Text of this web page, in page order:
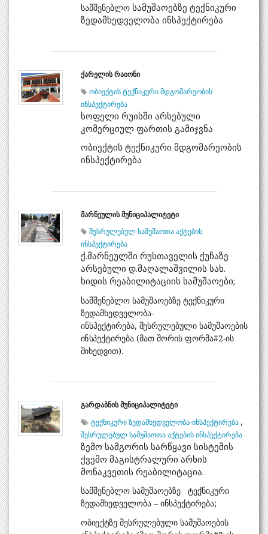
სამშენებლო სამუშაოებზე ტექნიკური
ზედამხედველობა ინსპექტირება
ქარელის რაიონი
ობიექტის ტექნიკური მდგომარეობის
ინსპექტირება
სოფელი რუისში არსებული
კომერციულ ფართის გამიჯვნა
ობიექტის ტექნიკური მდგომარეობის
ინსპექტირება
მარნეულის მუნიციპალიტეტი
შესრულებულ სამუშაოთა აქტების
ინსპექტირება
ქ.მარნეულში რუსთაველის ქუჩაზე
არსებული დ.მაღალაშვილის სახ.
ხიდის რეაბილიტაციის სამუშაოები;
სამშენებლო სამუშაოებზე ტექნიკური
ზედამხედველობა-
ინსპექტირება, შესრულებულისამუშაოების
ინსპექტირება (მათ შორის ფორმა#2-ის
მიხედვით).
გარდაბნის მუნიციპალიტეტი
ტექნიკური ზედამხედველობა-ინსპექტირება ,
შესრულებულ სამუშაოთა აქტების ინსპექტირება
ზემო სამგორის სარწყავი სისტემის
ქვემო მაგისტრალური არხის
მონაკვეთის რეაბილიტაცია.
სამშენებლო სამუშაოებზე
ტექნიკური
ზედამხედველობა – ინსპექტირება;
ობიექტზე შესრულებული სამუშაოების